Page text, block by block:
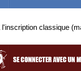
l'inscription classique